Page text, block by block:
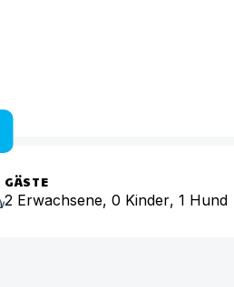
GÄSTE
2 Erwachsene, 0 Kinder, 1 Hund